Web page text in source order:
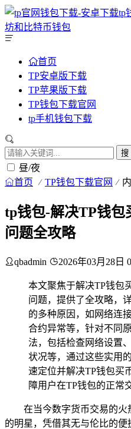
首页
TP安卓版下载
TP苹果版下载
TP钱包下载官网
tp手机钱包下载
搜
昼/夜
首页 TP钱包下载官网
tp钱包-解决TP钱包
问题全攻略
qbadmin 2026年03月28日
本文聚焦于解决TP钱包
问题，提供了全攻略，
的多种原因，如网络连
合约异常等，针对不同
法，包括检查网络设置
状况等，通过这些实用
速定位并解决TP钱包买
障用户在TP钱包的正常
在当今数字货币交易的火
的明星，凭借其无与伦比的